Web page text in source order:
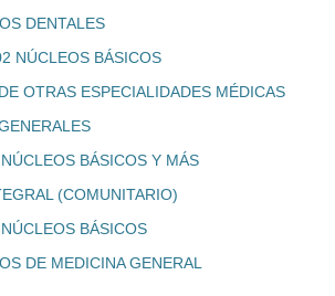
DENTALES
NÚCLEOS BÁSICOS
OTRAS ESPECIALIDADES MÉDICAS
BÁSICOS Y MÁS
(COMUNITARIO)
BÁSICOS
DE MEDICINA GENERAL